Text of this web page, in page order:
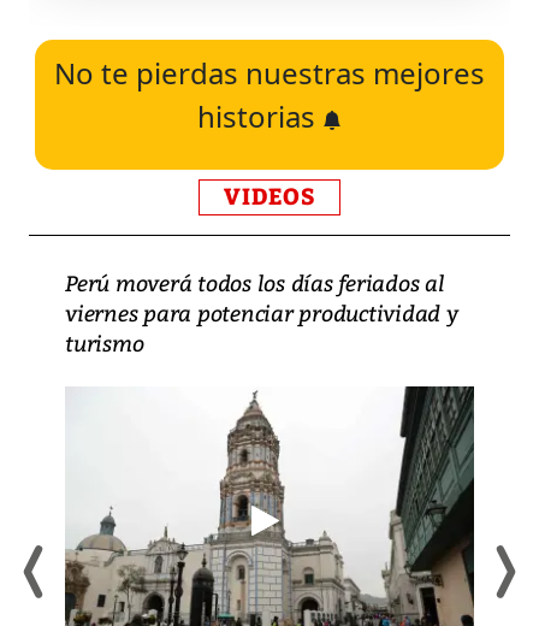
No te pierdas nuestras mejores
historias
VIDEOS
Perú moverá todos los días feriados al
viernes para potenciar productividad y
turismo